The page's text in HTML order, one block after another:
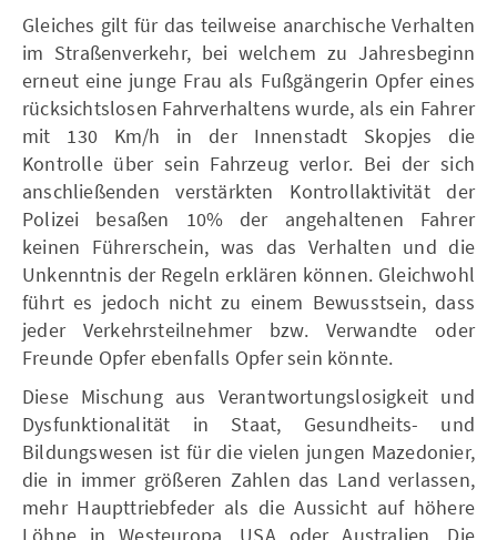
Gleiches gilt für das teilweise anarchische Verhalten
im Straßenverkehr, bei welchem zu Jahresbeginn
erneut eine junge Frau als Fußgängerin Opfer eines
rücksichtslosen Fahrverhaltens wurde, als ein Fahrer
mit 130 Km/h in der Innenstadt Skopjes die
Kontrolle über sein Fahrzeug verlor. Bei der sich
anschließenden verstärkten Kontrollaktivität der
Polizei besaßen 10% der angehaltenen Fahrer
keinen Führerschein, was das Verhalten und die
Unkenntnis der Regeln erklären können. Gleichwohl
führt es jedoch nicht zu einem Bewusstsein, dass
jeder Verkehrsteilnehmer bzw. Verwandte oder
Freunde Opfer ebenfalls Opfer sein könnte.
Diese Mischung aus Verantwortungslosigkeit und
Dysfunktionalität in Staat, Gesundheits- und
Bildungswesen ist für die vielen jungen Mazedonier,
die in immer größeren Zahlen das Land verlassen,
mehr Haupttriebfeder als die Aussicht auf höhere
Löhne in Westeuropa, USA oder Australien. Die